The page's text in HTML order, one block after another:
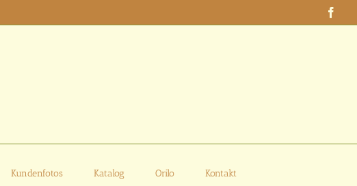
Kundenfotos Katalog Orilo Kontakt